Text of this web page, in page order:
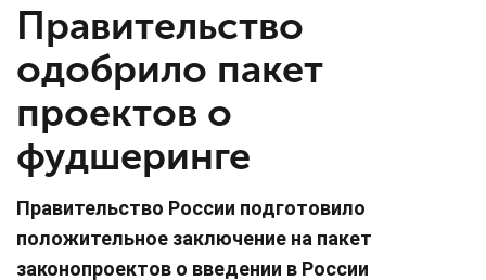
Правительство
одобрило пакет
проектов о
фудшеринге
Правительство России подготовило
положительное заключение на пакет
законопроектов о введении в России